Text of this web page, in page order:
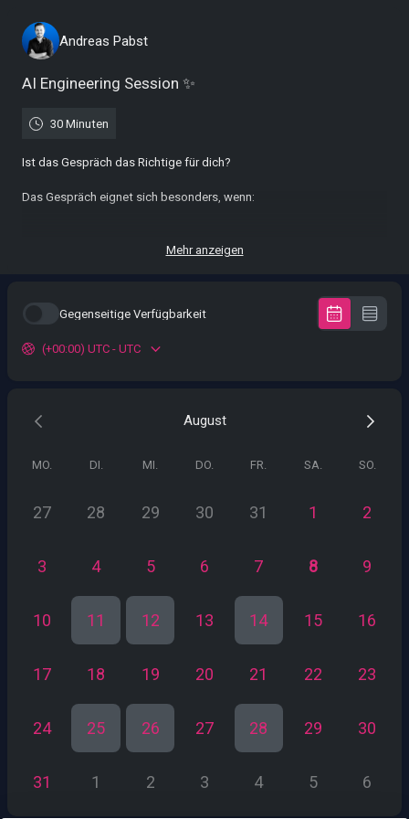
Andreas Pabst
AI Engineering Session ✨
30 Minuten
Ist das Gespräch das Richtige für dich?
Das Gespräch eignet sich besonders, wenn:
✔ du mehr Geschwindigkeit erzielen möchtest, ohne Qualität zu
verlieren
✔ du KI strukturiert und skalierbar in eure Entwicklung integrieren
technische Schulden werden
Keine Verkaufsshow - sondern ein ehrliches Gespräch darüber, wo ihr
Mehr anzeigen
Gegenseitige Verfügbarkeit
(+00:00) UTC - UTC
August
MO. DI. MI. DO. FR. SA. SO.
27 28 29 30 31 1 2
3 4 5 6 7 8 9
10 11 12 13 14 15 16
17 18 19 20 21 22 23
24 25 26 27 28 29 30
31 1 2 3 4 5 6